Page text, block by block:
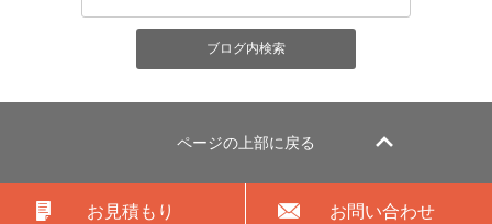
ページの上部に戻る
お見積もり お問い合わせ